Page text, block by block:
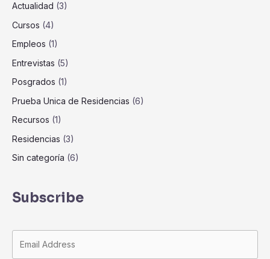
Actualidad (3)
Cursos (4)
Empleos (1)
Entrevistas (5)
Posgrados (1)
Prueba Unica de Residencias (6)
Recursos (1)
Residencias (3)
Sin categoría (6)
Subscribe